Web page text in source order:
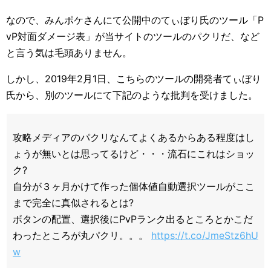
なので、みんポケさんにて公開中のてぃぼり氏のツール「P
vP対面ダメージ表」が当サイトのツールのパクリだ、など
と言う気は毛頭ありません。
しかし、2019年2月1日、こちらのツールの開発者てぃぼり
氏から、別のツールにて下記のような批判を受けました。
攻略メディアのパクリなんてよくあるからある程度はし
ょうが無いとは思ってるけど・・・流石にこれはショッ
ク?
自分が３ヶ月かけて作った個体値自動選択ツールがここ
まで完全に真似されるとは?
ボタンの配置、選択後にPvPランク出るところとかこだ
わったところが丸パクリ。。。 https://t.co/JmeStz6hU
w